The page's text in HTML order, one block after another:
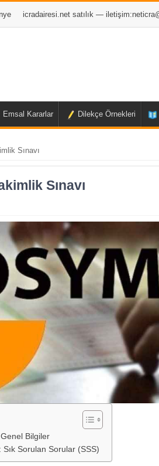
icradairesi.net satılık — iletişim:
Emsal Kararlar Dilekçe Örnekleri
Sınavı
Sınavı
Genel Bilgiler
Sık Sorulan Sorular (SSS)